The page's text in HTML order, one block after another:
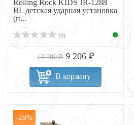
Rolling Rock KIDS JR-1288
BL детская ударная установка
(п...
(0)
13 000 ₽ 9 206 ₽
В корзину
-29%